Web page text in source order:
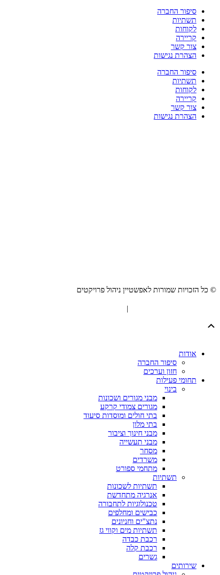
סיפור החברה
תשתיות
לקוחות
קריירה
צור קשר
הצהרת נגישות
סיפור החברה
תשתיות
לקוחות
קריירה
צור קשר
הצהרת נגישות
© כל הזכויות שמורות לאפשטיין ניהול פרויקטים
|
אודות
סיפור החברה
חזון וערכים
תחומי פעילות
בינוי
מבני מגורים ושכונות
מגורים צמודי קרקע
בתי חולים ומוסדות סיעוד
בתי מלון
מבני חינוך וציבור
מבני תעשייה
מסחר
משרדים
מתחמי ספורט
תשתיות
תשתיות לשכונות
אנרגיה מתחדשת
טכנולוגיות לתחבורה
כבישים ומחלפים
נתצ"ים וחניונים
תשתיות מים וקווי גז
רכבת כבדה
רכבת קלה
גשרים
שירותים